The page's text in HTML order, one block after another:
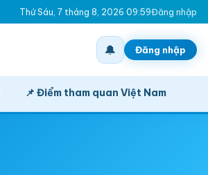
Thứ Sáu, 7 tháng 8, 2026 09:59Đăng nhập
🔔 Đăng nhập
📌 Điểm tham quan Việt Nam